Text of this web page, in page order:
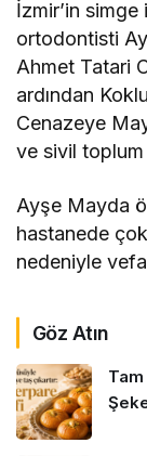
İzmir’in simge
ortodontisti
Ahmet Tatari
ardından
Cenazeye
ve sivil toplum
Ayşe Mayda
hastanede
nedeniyle
Göz Atın